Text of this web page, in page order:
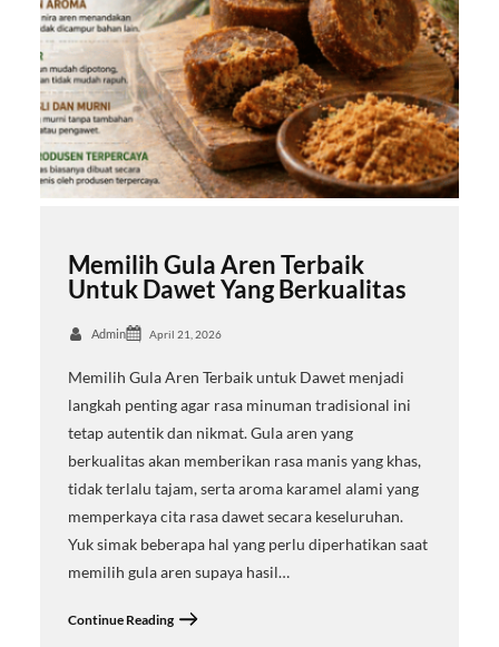
Memilih Gula Aren Terbaik
Untuk Dawet Yang Berkualitas
Admin April 21, 2026
Memilih Gula Aren Terbaik untuk Dawet menjadi
langkah penting agar rasa minuman tradisional ini
tetap autentik dan nikmat. Gula aren yang
berkualitas akan memberikan rasa manis yang khas,
tidak terlalu tajam, serta aroma karamel alami yang
memperkaya cita rasa dawet secara keseluruhan.
Yuk simak beberapa hal yang perlu diperhatikan saat
memilih gula aren supaya hasil…
Continue Reading